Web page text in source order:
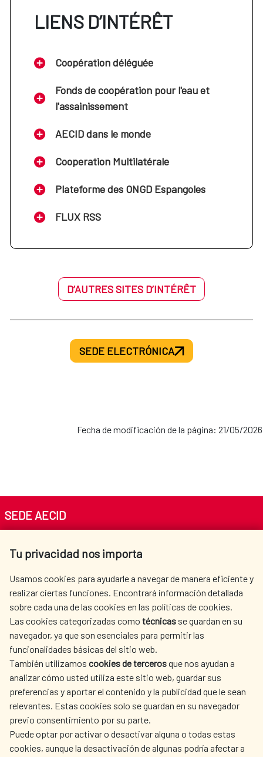
LIENS D’INTÉRÊT
Coopération déléguée
Fonds de coopération pour l'eau et
l'assainissement
AECID dans le monde
Cooperation Multilatérale
Plateforme des ONGD Espangoles
FLUX RSS
D’AUTRES SITES D’INTÉRÊT
SEDE ELECTRÓNICA
Fecha de modificación de la página: 21/05/2026
Tu privacidad nos importa
Usamos cookies para ayudarle a navegar de manera eficiente y
realizar ciertas funciones. Encontrará información detallada
sobre cada una de las cookies en las políticas de cookies.
Las cookies categorizadas como técnicas se guardan en su
navegador, ya que son esenciales para permitir las
funcionalidades básicas del sitio web.
También utilizamos cookies de tercerosque nos ayudan a
analizar cómo usted utiliza este sitio web, guardar sus
preferencias y aportar el contenido y la publicidad que le sean
relevantes. Estas cookies solo se guardan en su navegador
previo consentimiento por su parte.
Puede optar por activar o desactivar alguna o todas estas
cookies, aunque la desactivación de algunas podría afectar a
SEDE AECID
Tel. +34 900 20 30 54​​​​​​​
AECID
OÙ NOUS COOPÉRONS
L'ACTION HUMANITAIRE
ESPAGNOLE
SALLE DE PRESSE
CULTURE ET SCIENCE BIBLIOTHÈQUE
NOS RÉSEAUX SOCIAUX